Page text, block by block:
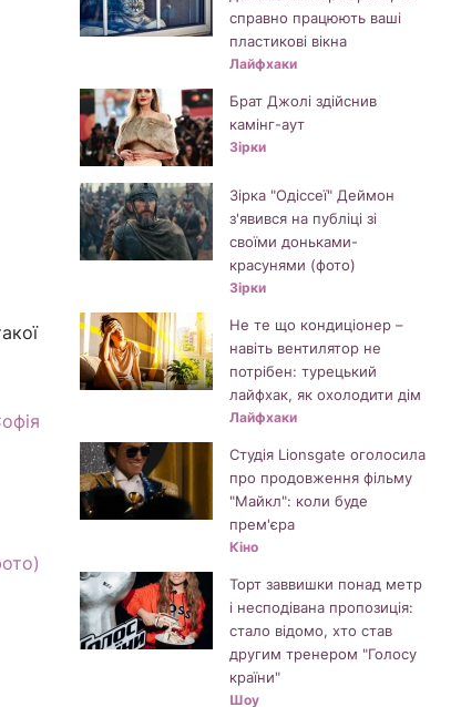
справно працюють ваші
пластикові вікна
Лайфхаки
Брат Джолі здійснив
камінг-аут
Зірки
Зірка "Одіссеї" Деймон
з'явився на публіці зі
своїми доньками-
красунями (фото)
Зірки
Не те що кондиціонер –
навіть вентилятор не
потрібен: турецький
лайфхак, як охолодити дім
Лайфхаки
Студія Lionsgate оголосила
про продовження фільму
"Майкл": коли буде
прем'єра
Кіно
Торт заввишки понад метр
і несподівана пропозиція:
стало відомо, хто став
другим тренером "Голосу
країни"
Шоу